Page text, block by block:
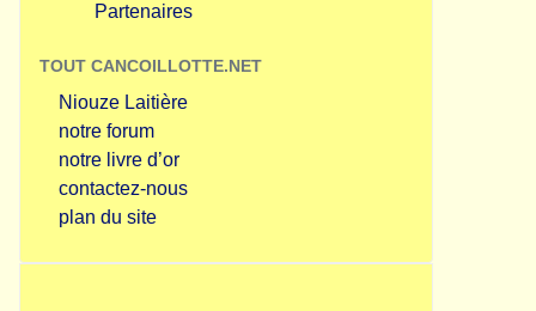
Partenaires
TOUT CANCOILLOTTE.NET
Niouze Laitière
notre forum
notre livre d’or
contactez-nous
plan du site